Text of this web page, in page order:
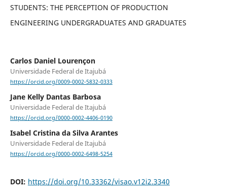
STUDENTS: THE PERCEPTION OF PRODUCTION
ENGINEERING UNDERGRADUATES AND GRADUATES
Carlos Daniel Lourençon
Universidade Federal de Itajubá
https://orcid.org/0009-0002-5832-0333
Jane Kelly Dantas Barbosa
Universidade Federal de Itajubá
https://orcid.org/0000-0002-4406-0190
Isabel Cristina da Silva Arantes
Universidade Federal de Itajubá
https://orcid.org/0000-0002-6498-5254
DOI: https://doi.org/10.33362/visao.v12i2.3340